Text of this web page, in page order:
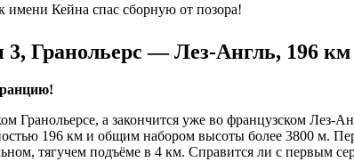
Кейна спас сборную от позора!
3, Гранольерс — Лез-Англь, 196 км
Гранольерсе, а закончится уже во французском
196 км и общим набором высоты более 3800 м.
тягучем подъёме в 4 км. Справится ли с первым